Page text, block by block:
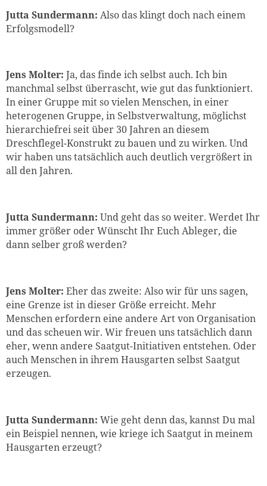
Jutta Sundermann: Also das klingt doch nach einem
Erfolgsmodell?
Jens Molter: Ja, das finde ich selbst auch. Ich bin
manchmal selbst überrascht, wie gut das funktioniert.
In einer Gruppe mit so vielen Menschen, in einer
heterogenen Gruppe, in Selbstverwaltung, möglichst
hierarchiefrei seit über 30 Jahren an diesem
Dreschflegel-Konstrukt zu bauen und zu wirken. Und
wir haben uns tatsächlich auch deutlich vergrößert in
all den Jahren.
Jutta Sundermann: Und geht das so weiter. Werdet Ihr
immer größer oder Wünscht Ihr Euch Ableger, die
dann selber groß werden?
Jens Molter: Eher das zweite: Also wir für uns sagen,
eine Grenze ist in dieser Größe erreicht. Mehr
Menschen erfordern eine andere Art von Organisation
und das scheuen wir. Wir freuen uns tatsächlich dann
eher, wenn andere Saatgut-Initiativen entstehen. Oder
auch Menschen in ihrem Hausgarten selbst Saatgut
erzeugen.
Jutta Sundermann: Wie geht denn das, kannst Du mal
ein Beispiel nennen, wie kriege ich Saatgut in meinem
Hausgarten erzeugt?